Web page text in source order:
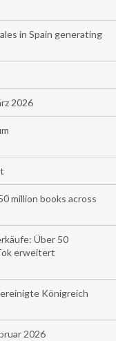
in Spain generating
2026
million books across
Über 50
erweitert
Königreich
2026